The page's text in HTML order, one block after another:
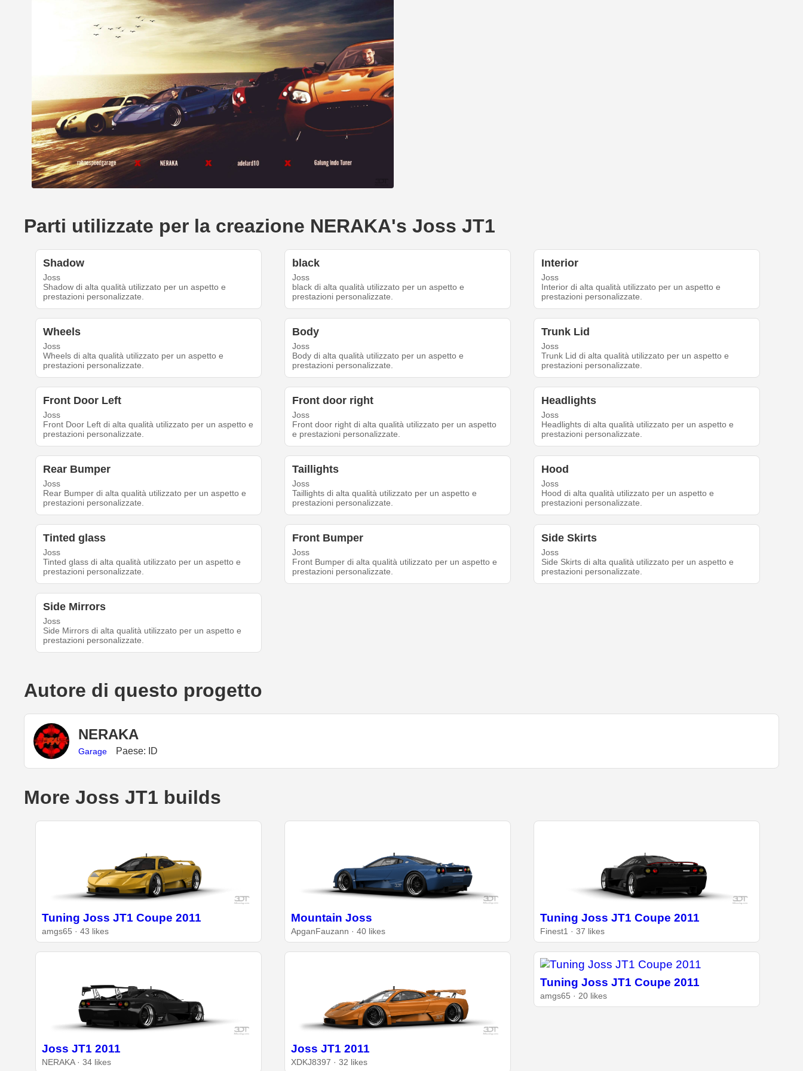
Parti utilizzate per la creazione NERAKA's Joss JT1
Shadow
Joss
Shadow di alta qualità utilizzato per un aspetto e
prestazioni personalizzate.
black
Joss
black di alta qualità utilizzato per un aspetto e
prestazioni personalizzate.
Interior
Joss
Interior di alta qualità utilizzato per un aspetto e
prestazioni personalizzate.
Wheels
Joss
Wheels di alta qualità utilizzato per un aspetto e
prestazioni personalizzate.
Body
Joss
Body di alta qualità utilizzato per un aspetto e
prestazioni personalizzate.
Trunk Lid
Joss
Trunk Lid di alta qualità utilizzato per un aspetto e
prestazioni personalizzate.
Front Door Left
Joss
Front Door Left di alta qualità utilizzato per un aspetto e
prestazioni personalizzate.
Front door right
Joss
Front door right di alta qualità utilizzato per un aspetto
e prestazioni personalizzate.
Headlights
Joss
Headlights di alta qualità utilizzato per un aspetto e
prestazioni personalizzate.
Rear Bumper
Joss
Rear Bumper di alta qualità utilizzato per un aspetto e
prestazioni personalizzate.
Taillights
Joss
Taillights di alta qualità utilizzato per un aspetto e
prestazioni personalizzate.
Hood
Joss
Hood di alta qualità utilizzato per un aspetto e
prestazioni personalizzate.
Tinted glass
Joss
Tinted glass di alta qualità utilizzato per un aspetto e
prestazioni personalizzate.
Front Bumper
Joss
Front Bumper di alta qualità utilizzato per un aspetto e
prestazioni personalizzate.
Side Skirts
Joss
Side Skirts di alta qualità utilizzato per un aspetto e
prestazioni personalizzate.
Side Mirrors
Joss
Side Mirrors di alta qualità utilizzato per un aspetto e
prestazioni personalizzate.
Autore di questo progetto
NERAKA
Garage Paese: ID
More Joss JT1 builds
Tuning Joss JT1 Coupe 2011
amgs65 · 43 likes
Mountain Joss
ApganFauzann · 40 likes
Tuning Joss JT1 Coupe 2011
Finest1 · 37 likes
Joss JT1 2011
NERAKA · 34 likes
Joss JT1 2011
XDKJ8397 · 32 likes
Tuning Joss JT1 Coupe 2011
amgs65 · 20 likes